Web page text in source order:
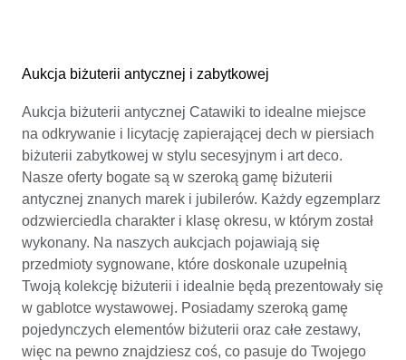
Aukcja biżuterii antycznej i zabytkowej
Aukcja biżuterii antycznej Catawiki to idealne miejsce
na odkrywanie i licytację zapierającej dech w piersiach
biżuterii zabytkowej w stylu secesyjnym i art deco.
Nasze oferty bogate są w szeroką gamę biżuterii
antycznej znanych marek i jubilerów. Każdy egzemplarz
odzwierciedla charakter i klasę okresu, w którym został
wykonany. Na naszych aukcjach pojawiają się
przedmioty sygnowane, które doskonale uzupełnią
Twoją kolekcję biżuterii i idealnie będą prezentowały się
w gablotce wystawowej. Posiadamy szeroką gamę
pojedynczych elementów biżuterii oraz całe zestawy,
więc na pewno znajdziesz coś, co pasuje do Twojego